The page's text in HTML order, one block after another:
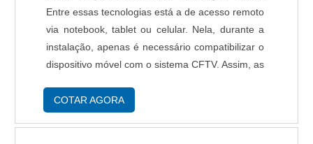
Entre essas tecnologias está a de acesso remoto
via notebook, tablet ou celular. Nela, durante a
instalação, apenas é necessário compatibilizar o
dispositivo móvel com o sistema CFTV. Assim, as
lugar. Qualidade de soluções em CFTV Entre
COTAR AGORA